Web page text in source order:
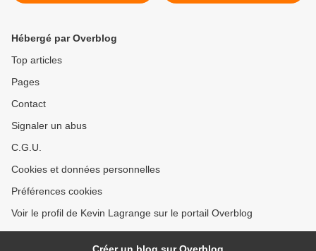
Hébergé par Overblog
Top articles
Pages
Contact
Signaler un abus
C.G.U.
Cookies et données personnelles
Préférences cookies
Voir le profil de Kevin Lagrange sur le portail Overblog